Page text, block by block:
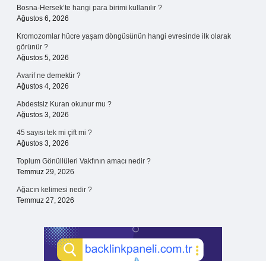
Bosna-Hersek’te hangi para birimi kullanılır ?
Ağustos 6, 2026
Kromozomlar hücre yaşam döngüsünün hangi evresinde ilk olarak
görünür ?
Ağustos 5, 2026
Avarif ne demektir ?
Ağustos 4, 2026
Abdestsiz Kuran okunur mu ?
Ağustos 3, 2026
45 sayısı tek mi çift mi ?
Ağustos 3, 2026
Toplum Gönüllüleri Vakfının amacı nedir ?
Temmuz 29, 2026
Ağacın kelimesi nedir ?
Temmuz 27, 2026